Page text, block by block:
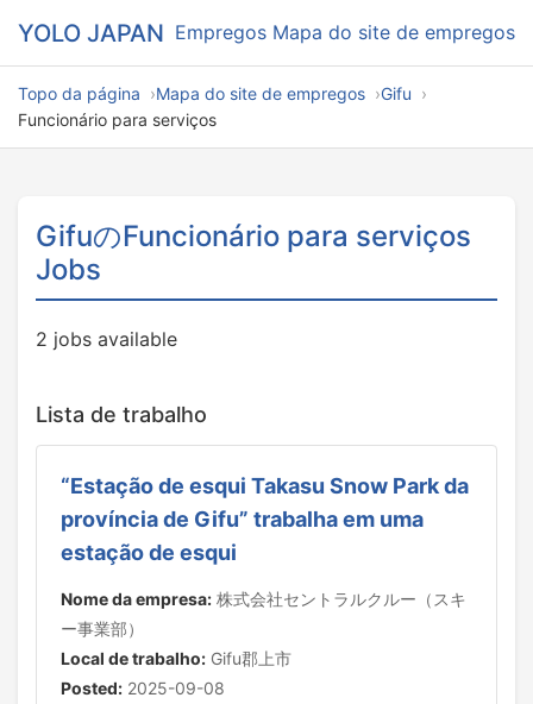
YOLO JAPAN Empregos Mapa do site de empregos
Topo da página Mapa do site de empregos
Gifu
Funcionário para serviços
GifuのFuncionário para serviços
Jobs
2 jobs available
Lista de trabalho
“Estação de esqui Takasu Snow Park da
província de Gifu” trabalha em uma
estação de esqui
Nome da empresa: 株式会社セントラルクルー（スキ
ー事業部）
Local de trabalho: Gifu郡上市
Posted: 2025-09-08